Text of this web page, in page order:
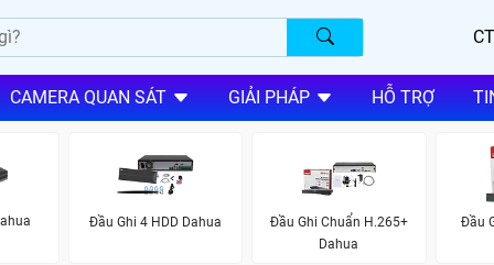
CAMERA QUAN SÁT GIẢI PHÁP HỖ TRỢ
Đầu Ghi 4 HDD Dahua
Đầu Ghi Chuẩn H.265+
Dahua
Đầu